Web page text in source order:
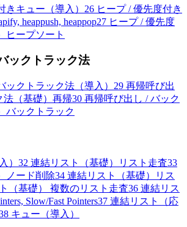
きキュー（導入） 26 ヒープ / 優先度付き
heappush, heappop27 ヒープ / 優先度
ヒープソート
ックトラック法
ックトラック法（導入） 29 再帰呼び出
法（基礎）再帰30 再帰呼び出し / バック
バックトラック
） 32 連結リスト（基礎）リスト走査33
ノード削除34 連結リスト（基礎）リス
（基礎） 複数のリスト走査36 連結リス
Slow/Fast Pointers37 連結リスト（応
キュー（導入）